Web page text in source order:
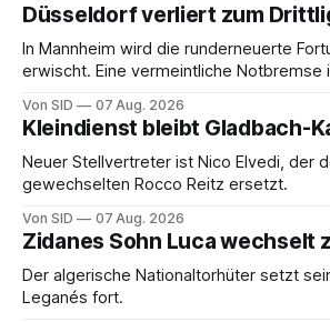
Düsseldorf verliert zum
In Mannheim wird die runderneuerte
erwischt. Eine vermeintliche Notbremse
Von SID 07 Aug. 2026
Kleindienst bleibt Gladbach-
Neuer Stellvertreter ist Nico Elvedi, der
gewechselten Rocco Reitz ersetzt.
Von SID 07 Aug. 2026
Zidanes Sohn Luca wechselt
Der algerische Nationaltorhüter setzt
Leganés fort.